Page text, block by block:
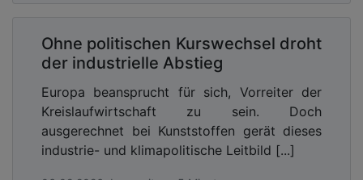
Ohne politischen Kurswechsel droht
der industrielle Abstieg
Europa beansprucht für sich, Vorreiter der
Kreislaufwirtschaft zu sein. Doch
ausgerechnet bei Kunststoffen gerät dieses
industrie- und klimapolitische Leitbild [...]